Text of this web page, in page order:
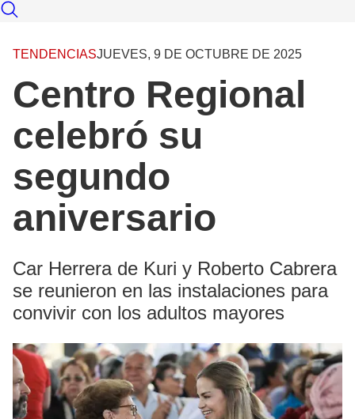
TENDENCIASJUEVES, 9 DE OCTUBRE DE 2025
Centro Regional
celebró su
segundo
aniversario
Car Herrera de Kuri y Roberto Cabrera
se reunieron en las instalaciones para
convivir con los adultos mayores